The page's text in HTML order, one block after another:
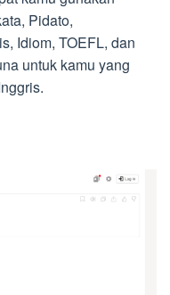
Pidato,
Idiom, TOEFL, dan
untuk kamu yang